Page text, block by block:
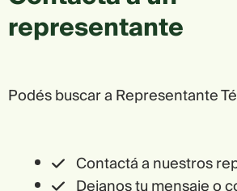
representante
Podés buscar a Representante
Contactá a nuestros